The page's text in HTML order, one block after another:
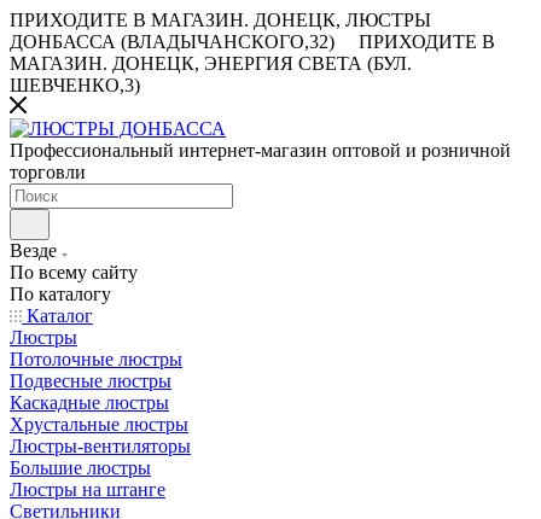
ПРИХОДИТЕ В МАГАЗИН. ДОНЕЦК, ЛЮСТРЫ
ДОНБАССА (ВЛАДЫЧАНСКОГО,32)
ПРИХОДИТЕ В
МАГАЗИН. ДОНЕЦК, ЭНЕРГИЯ СВЕТА (БУЛ.
ШЕВЧЕНКО,3)
Профессиональный интернет-магазин оптовой и розничной
торговли
Везде
По всему сайту
По каталогу
Каталог
Люстры
Потолочные люстры
Подвесные люстры
Каскадные люстры
Хрустальные люстры
Люстры-вентиляторы
Большие люстры
Люстры на штанге
Светильники